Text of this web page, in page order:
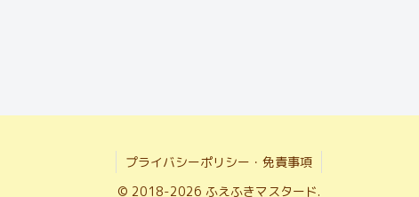
プライバシーポリシー・免責事項
© 2018-2026 ふえふきマスタード.